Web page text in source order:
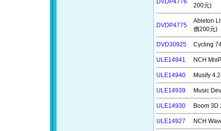
DVDP4776
200元)
DVDP4775
Ableton
價200元)
DVD30925 Cycling
ULE14941 NCH
ULE14940 Musify
ULE14939 Music
ULE14930 Boom 3D
ULE14927 NCH